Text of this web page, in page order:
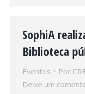
SophiA
Biblioteca
Eventos Por
Deixe um